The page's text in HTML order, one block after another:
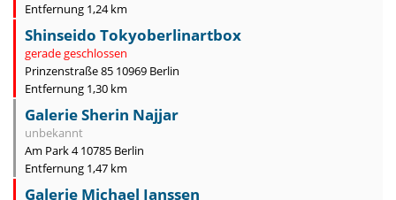
Entfernung 1,24 km
Shinseido Tokyoberlinartbox
gerade geschlossen
Prinzenstraße 85 10969 Berlin
Entfernung 1,30 km
Galerie Sherin Najjar
unbekannt
Am Park 4 10785 Berlin
Entfernung 1,47 km
Galerie Michael Janssen